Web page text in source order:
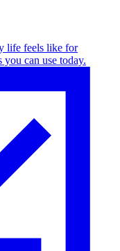
life feels like for
can use today.